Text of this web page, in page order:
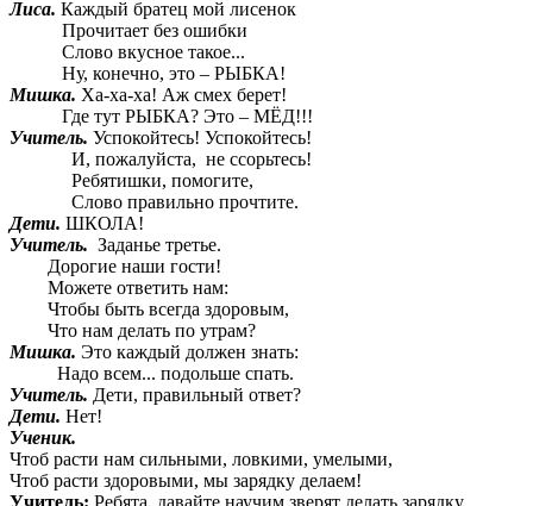
Лиса. Каждый братец мой лисенок
Прочитает без ошибки
Слово вкусное такое...
Ну, конечно, это – РЫБКА!
Мишка. Ха-ха-ха! Аж смех берет!
Где тут РЫБКА? Это – МЁД!!!
Учитель. Успокойтесь! Успокойтесь!
И, пожалуйста, не ссорьтесь!
Ребятишки, помогите,
Слово правильно прочтите.
Дети. ШКОЛА!
Учитель. Заданье третье.
Дорогие наши гости!
Можете ответить нам:
Чтобы быть всегда здоровым,
Что нам делать по утрам?
Мишка. Это каждый должен знать:
Надо всем... подольше спать.
Учитель. Дети, правильный ответ?
Дети. Нет!
Ученик.
Чтоб расти нам сильными, ловкими, умелыми,
Чтоб расти здоровыми, мы зарядку делаем!